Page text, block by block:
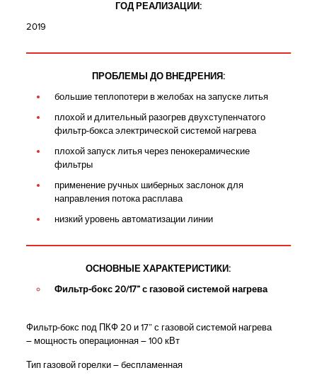
ГОД РЕАЛИЗАЦИИ:
2019
ПРОБЛЕМЫ ДО ВНЕДРЕНИЯ:
большие теплопотери в желобах на запуске литья
плохой и длительный разогрев двухступенчатого
фильтр-бокса электрической системой нагрева
плохой запуск литья через пенокерамические
фильтры
применение ручных шиберных заслонок для
направления потока расплава
низкий уровень автоматизации линии
ОСНОВНЫЕ ХАРАКТЕРИСТИКИ:
Фильтр-бокс 20/17” с газовой системой нагрева
Фильтр-бокс под ПКФ 20 и 17” с газовой системой нагрева
– мощность операционная – 100 кВт
Тип газовой горелки – беспламенная